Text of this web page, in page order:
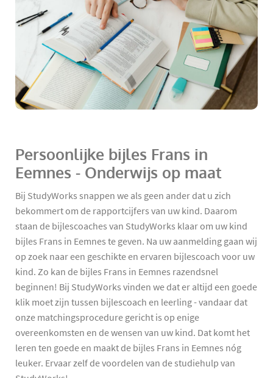
Persoonlijke bijles Frans in
Eemnes - Onderwijs op maat
Bij StudyWorks snappen we als geen ander dat u zich
bekommert om de rapportcijfers van uw kind. Daarom
staan de bijlescoaches van StudyWorks klaar om uw kind
bijles Frans in Eemnes te geven. Na uw aanmelding gaan wij
op zoek naar een geschikte en ervaren bijlescoach voor uw
kind. Zo kan de bijles Frans in Eemnes razendsnel
beginnen! Bij StudyWorks vinden we dat er altijd een goede
klik moet zijn tussen bijlescoach en leerling - vandaar dat
onze matchingsprocedure gericht is op enige
overeenkomsten en de wensen van uw kind. Dat komt het
leren ten goede en maakt de bijles Frans in Eemnes nóg
leuker. Ervaar zelf de voordelen van de studiehulp van